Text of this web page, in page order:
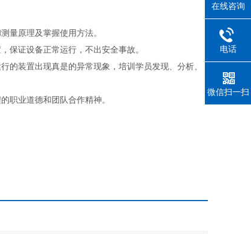
量原理及掌握使用方法。
保证设备正常运行，不出安全事故。
的装置出现真是的异常现象，培训学员发现、分析、
职业道德和团队合作精神。
在线咨询
电话
微信扫一扫